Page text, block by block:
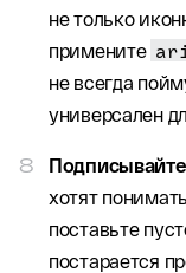
не только
примените
не всегда
универсален
хотят
поставьте
постарается